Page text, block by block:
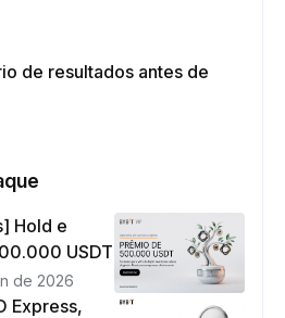
de resultados antes de
Hold e
USDT
de 2026
Express,